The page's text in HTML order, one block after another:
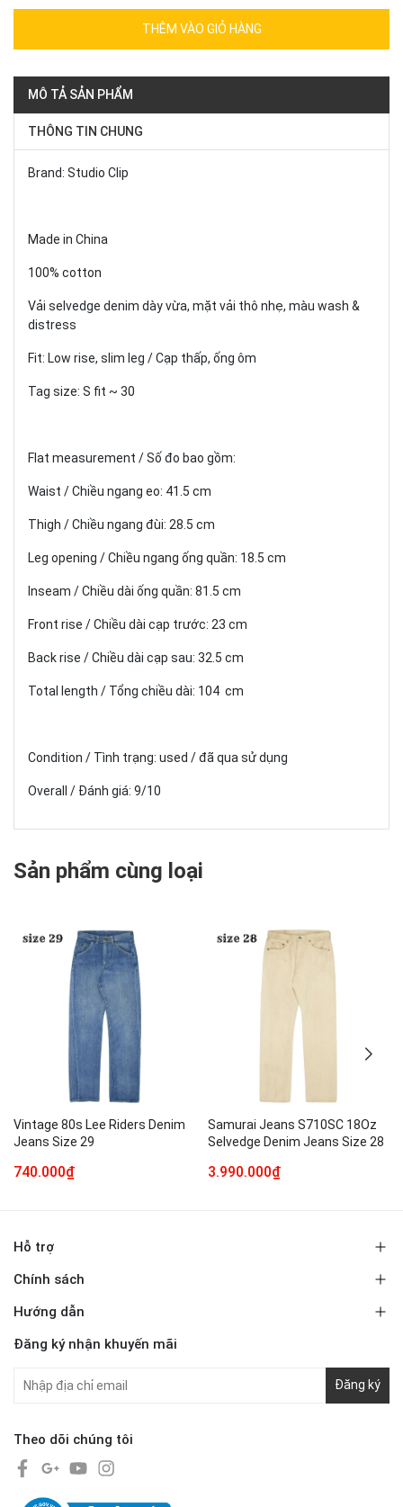
THÊM VÀO GIỎ HÀNG
MÔ TẢ SẢN PHẨM
THÔNG TIN CHUNG
Brand: Studio Clip
Made in China
100% cotton
Vải selvedge denim dày vừa, mặt vải thô nhẹ, màu wash &
distress
Fit: Low rise, slim leg / Cạp thấp, ống ôm
Tag size: S fit ~ 30
Flat measurement / Số đo bao gồm:
Waist / Chiều ngang eo: 41.5 cm
Thigh / Chiều ngang đùi: 28.5 cm
Leg opening / Chiều ngang ống quần: 18.5 cm
Inseam / Chiều dài ống quần: 81.5 cm
Front rise / Chiều dài cạp trước: 23 cm
Back rise / Chiều dài cạp sau: 32.5 cm
Total length / Tổng chiều dài: 104 cm
Condition / Tình trạng: used / đã qua sử dụng
Overall / Đánh giá: 9/10
Sản phẩm cùng loại
Vintage 80s Lee Riders Denim
Jeans Size 29
740.000₫
Samurai Jeans S710SC 18Oz
Selvedge Denim Jeans Size 28
3.990.000₫
Hỗ trợ
Chính sách
Hướng dẫn
Đăng ký nhận khuyến mãi
Đăng ký
Theo dõi chúng tôi